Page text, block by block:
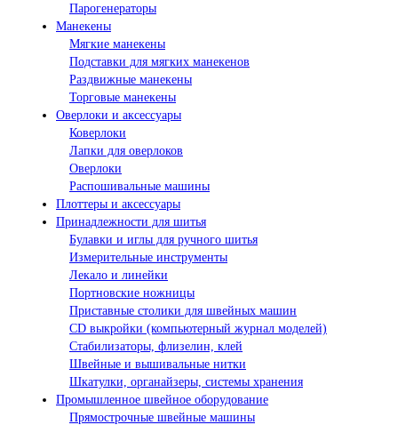
Парогенераторы
Манекены
Мягкие манекены
Подставки для мягких манекенов
Раздвижные манекены
Торговые манекены
Оверлоки и аксессуары
Коверлоки
Лапки для оверлоков
Оверлоки
Распошивальные машины
Плоттеры и аксессуары
Принадлежности для шитья
Булавки и иглы для ручного шитья
Измерительные инструменты
Лекало и линейки
Портновские ножницы
Приставные столики для швейных машин
СD выкройки (компьютерный журнал моделей)
Стабилизаторы, флизелин, клей
Швейные и вышивальные нитки
Шкатулки, органайзеры, системы хранения
Промышленное швейное оборудование
Прямострочные швейные машины